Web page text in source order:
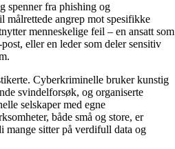
spenner fra phishing og
målrettede angrep mot spesifikke
menneskelige feil – en ansatt som
eller en leder som deler sensitiv
Cyberkriminelle bruker kunstig
svindelforsøk, og organiserte
selskaper med egne
både små og store, er
sitter på verdifull data og